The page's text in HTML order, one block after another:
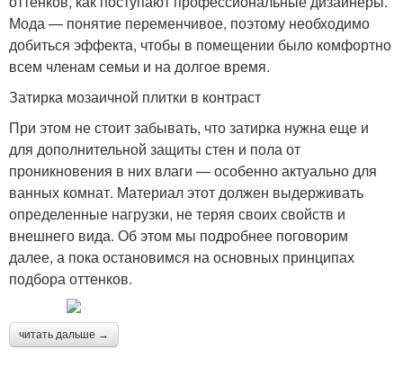
Мода — понятие переменчивое, поэтому необходимо
добиться эффекта, чтобы в помещении было комфортно
всем членам семьи и на долгое время.
Затирка мозаичной плитки в контраст
При этом не стоит забывать, что затирка нужна еще и
для дополнительной защиты стен и пола от
проникновения в них влаги — особенно актуально для
ванных комнат. Материал этот должен выдерживать
определенные нагрузки, не теряя своих свойств и
внешнего вида. Об этом мы подробнее поговорим
далее, а пока остановимся на основных принципах
подбора оттенков.
читать дальше →